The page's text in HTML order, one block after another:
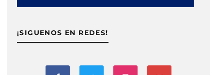
¡SIGUENOS EN REDES!